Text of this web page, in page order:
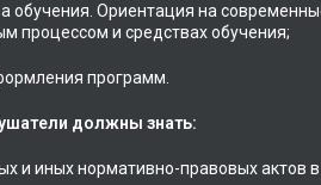
обучения. Ориентация на
процессом и средствах обучения;
программ.
должны знать:
и иных нормативно-правовых актов